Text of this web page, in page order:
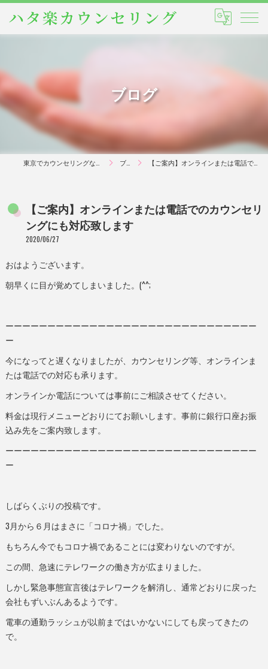
ブログ
ブログ 【ご案内】オンラインまたは電話でのカウンセリングにも対応致します
【ご案内】オンラインまたは電話でのカウンセリ
ングにも対応致します
2020/06/27
おはようございます。
朝早くに目が覚めてしまいました。(^^;
ーーーーーーーーーーーーーーーーーーーーーーーーーーーーーー
ー
今になってと遅くなりましたが、カウンセリング等、オンラインま
たは電話での対応も承ります。
オンラインか電話については事前にご相談させてください。
料金は現行メニューどおりにてお願いします。事前に銀行口座お振
込み先をご案内致します。
ーーーーーーーーーーーーーーーーーーーーーーーーーーーーーー
ー
しばらくぶりの投稿です。
3月から６月はまさに「コロナ禍」でした。
もちろん今でもコロナ禍であることには変わりないのですが。
この間、急速にテレワークの働き方が広まりました。
しかし緊急事態宣言後はテレワークを解消し、通常どおりに戻った
会社もずいぶんあるようです。
電車の通勤ラッシュが以前まではいかないにしても戻ってきたの
で。